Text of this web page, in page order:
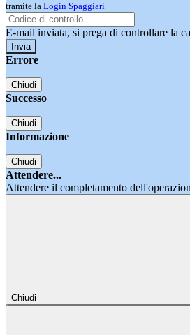
tramite la Login Spaggiari
E-mail inviata, si prega di controllare la
Errore
Chiudi
Successo
Chiudi
Informazione
Chiudi
Attendere...
Attendere il completamento
Chiudi